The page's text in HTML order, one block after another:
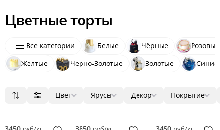
Цветные торты
Все категории Белые Чёрные
Розовые
Желтые
Черно-Золотые Золотые Синие
Сначала дорогие
Цвет
Бордовый
1
Ярусы
3
Декор
фигурки
Покрытие
зеркальная глазурь
3D
Хотите увидеть
похожие товары?
Понятно